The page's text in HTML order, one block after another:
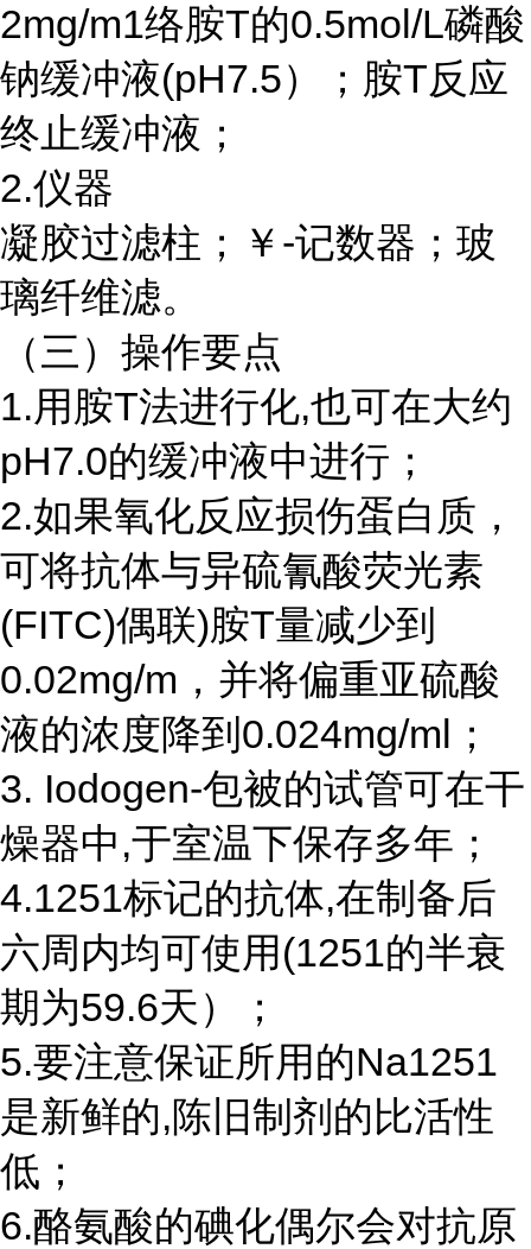
2mg/m1络胺T的0.5mol/L磷酸
钠缓冲液(pH7.5）；胺T反应
终止缓冲液；
2.仪器
凝胶过滤柱；￥ -记数器；玻
璃纤维滤。
（三）操作要点
1.用胺T法进行化,也可在大约
pH7.0的缓冲液中进行；
2.如果氧化反应损伤蛋白质，
可将抗体与异硫氰酸荧光素
(FITC)偶联)胺T量减少到
0.02mg/m，并将偏重亚硫酸
液的浓度降到0.024mg/ml；
3. Iodogen-包被的试管可在干
燥器中,于室温下保存多年；
4.1251标记的抗体,在制备后
六周内均可使用(1251的半衰
期为59.6天）；
5.要注意保证所用的Na1251
是新鲜的,陈旧制剂的比活性
低；
6.酪氨酸的碘化偶尔会对抗原